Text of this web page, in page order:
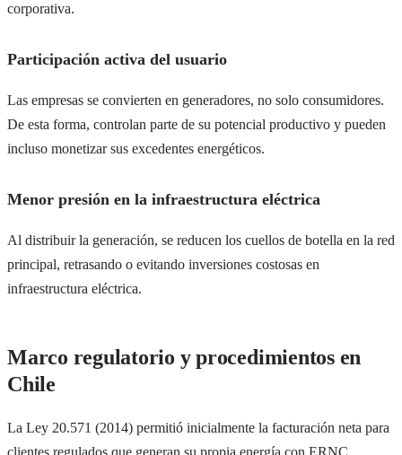
corporativa.
Participación activa del usuario
Las empresas se convierten en generadores, no solo consumidores.
De esta forma, controlan parte de su potencial productivo y pueden
incluso monetizar sus excedentes energéticos.
Menor presión en la infraestructura eléctrica
Al distribuir la generación, se reducen los cuellos de botella en la red
principal, retrasando o evitando inversiones costosas en
infraestructura eléctrica.
Marco regulatorio y procedimientos en
Chile
La Ley 20.571 (2014) permitió inicialmente la facturación neta para
clientes regulados que generan su propia energía con ERNC